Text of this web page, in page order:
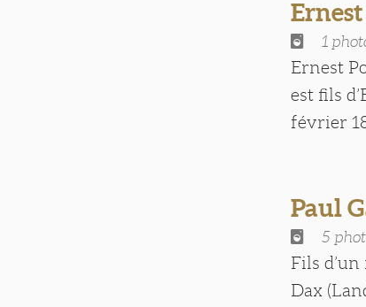
1
Ernest
est fils
février
Paul
5
Fils
Dax